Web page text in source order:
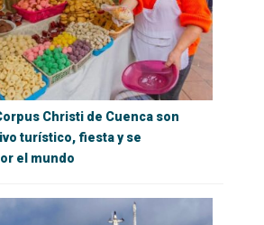
Christi de Cuenca son
turístico, fiesta y se
el mundo